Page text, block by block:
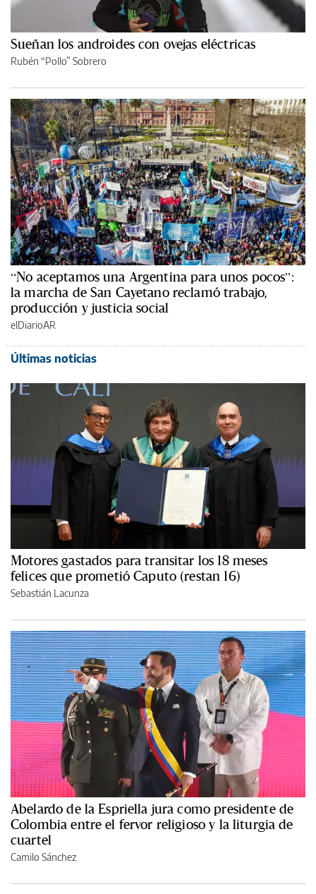
Sueñan los androides con ovejas eléctricas
Rubén “Pollo” Sobrero
“No aceptamos una Argentina para unos pocos”:
la marcha de San Cayetano reclamó trabajo,
producción y justicia social
elDiarioAR
Últimas noticias
Motores gastados para transitar los 18 meses
felices que prometió Caputo (restan 16)
Sebastián Lacunza
Abelardo de la Espriella jura como presidente de
Colombia entre el fervor religioso y la liturgia de
cuartel
Camilo Sánchez